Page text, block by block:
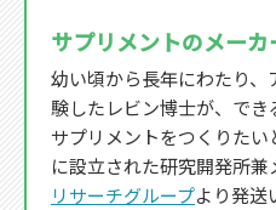
サプリメントのメーカ
幼い頃から長年にわたり
験したレビン博士が、で
サプリメントをつくりた
に設立された研究開発所兼
リサーチグループより発送